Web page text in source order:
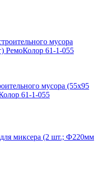
мусора (55x95
61-1-055